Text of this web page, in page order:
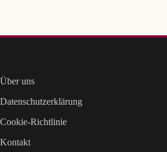
Über uns
Datenschutzerklärung
Cookie-Richtlinie
Kontakt